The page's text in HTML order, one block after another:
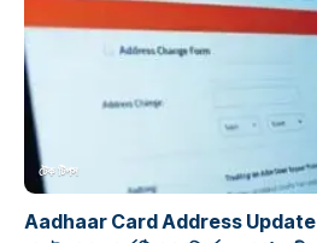
টেক টিপস
Aadhaar Card Address Update